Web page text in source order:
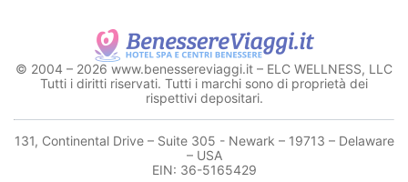
© 2004 – 2026 www.benessereviaggi.it – ELC WELLNESS, LLC
Tutti i diritti riservati. Tutti i marchi sono di proprietà dei
rispettivi depositari.
131, Continental Drive – Suite 305 - Newark – 19713 – Delaware
– USA
EIN: 36-5165429